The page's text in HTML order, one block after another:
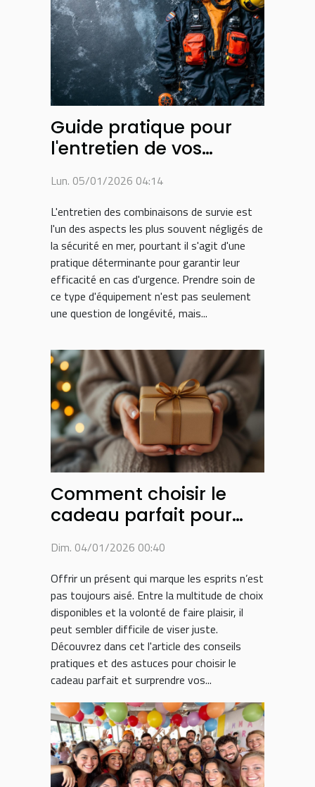
Guide pratique pour
l'entretien de vos
Lun. 05/01/2026 04:14
L'entretien des combinaisons de survie est
l'un des aspects les plus souvent négligés de
la sécurité en mer, pourtant il s'agit d'une
pratique déterminante pour garantir leur
efficacité en cas d'urgence. Prendre soin de
ce type d'équipement n'est pas seulement
une question de longévité, mais...
Comment choisir le
cadeau parfait pour
?
Dim. 04/01/2026 00:40
Offrir un présent qui marque les esprits n’est
pas toujours aisé. Entre la multitude de choix
disponibles et la volonté de faire plaisir, il
peut sembler difficile de viser juste.
Découvrez dans cet l'article des conseils
pratiques et des astuces pour choisir le
cadeau parfait et surprendre vos...